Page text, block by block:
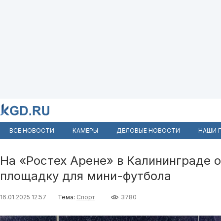
ВСЕ НОВОСТИ КАМЕРЫ ДЕЛОВЫЕ НОВОСТИ НАШИ
На «Ростех Арене» в Калининграде
площадку для мини-футбола
16.01.2025 12:57 Тема: Спорт 3780